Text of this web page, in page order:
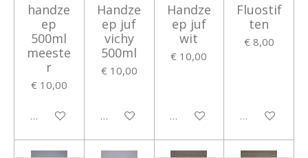
handze
ep
500ml
meeste
r
€ 10,00
In winkelwagen
Handze
ep juf
vichy
500ml
€ 10,00
In winkelwagen
Handze
ep juf
wit
€ 10,00
In winkelwagen
Fluostif
ten
€ 8,00
Uitverkocht